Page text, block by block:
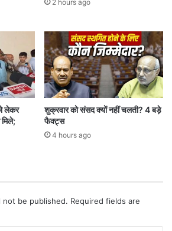
2 hours ago
लेकर
शुक्रवार को संसद क्यों नहीं चलती? 4 बड़े
फैक्ट्स
4 hours ago
not be published. Required fields are